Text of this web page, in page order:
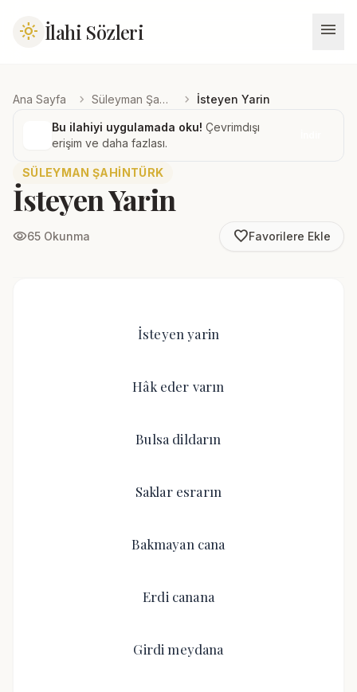
light_mode İlahi Sözleri menu
Ana Sayfa chevron_right Süleyman Şahintürk chevron_right İsteyen Yarin
Bu ilahiyi uygulamada oku! Çevrimdışı
erişim ve daha fazlası.
SÜLEYMAN ŞAHINTÜRK
İsteyen Yarin
visibility65 Okunma favorite_borderFavorilere Ekle
İsteyen yarin
Hâk eder varın
Bulsa dildarın
Saklar esrarın
Bakmayan cana
Erdi canana
Girdi meydana